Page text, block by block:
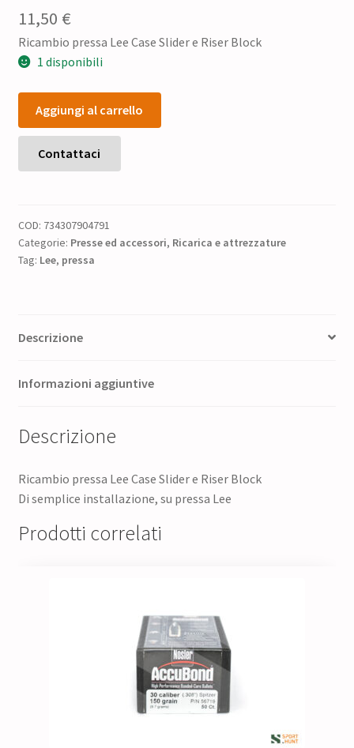
11,50 €
Ricambio pressa Lee Case Slider e Riser Block
1 disponibili
Ricambio
pressa
Lee Case
Slider
e
quantità
Aggiungi al carrello
Contattaci
COD: 734307904791
Categorie: Presse ed accessori, Ricarica e attrezzature
Tag: Lee, pressa
Descrizione
Informazioni aggiuntive
Descrizione
Ricambio pressa Lee Case Slider e Riser Block
Di semplice installazione, su pressa Lee
Prodotti correlati